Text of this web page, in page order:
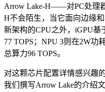
Arrow Lake-H——对PC处理
H不会陌生，当它面向边缘
新架构的CPU之外，iGPU基
77 TOPS；NPU 3则在2W功
总算力96 TOPS。
对这颗芯片配置详情感兴趣
我们撰写Arrow Lake的介绍